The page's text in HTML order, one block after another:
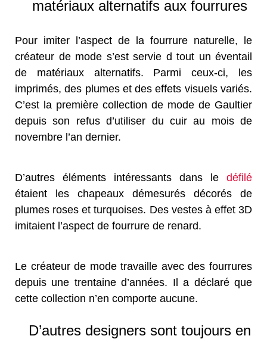
matériaux alternatifs aux fourrures
Pour imiter l’aspect de la fourrure naturelle, le
créateur de mode s’est servie d tout un éventail
de matériaux alternatifs. Parmi ceux-ci, les
imprimés, des plumes et des effets visuels variés.
C’est la première collection de mode de Gaultier
depuis son refus d’utiliser du cuir au mois de
novembre l’an dernier.
D’autres éléments intéressants dans le défilé
étaient les chapeaux démesurés décorés de
plumes roses et turquoises. Des vestes à effet 3D
imitaient l’aspect de fourrure de renard.
Le créateur de mode travaille avec des fourrures
depuis une trentaine d’années. Il a déclaré que
cette collection n’en comporte aucune.
D’autres designers sont toujours en